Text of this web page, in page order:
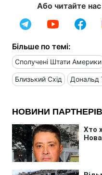
Або читайте
Більше по темі:
Сполучені Штати Америки
Близький Схід Дональд